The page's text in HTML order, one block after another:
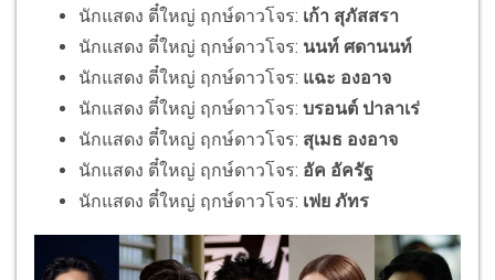
นักแสดง ตี๋ใหญ่ ฤกษ์ดาวโจร: เก้า สุภัสสรา
นักแสดง ตี๋ใหญ่ ฤกษ์ดาวโจร: นนท์ ศดานนท์
นักแสดง ตี๋ใหญ่ ฤกษ์ดาวโจร: แฉะ องอาจ
นักแสดง ตี๋ใหญ่ ฤกษ์ดาวโจร: บรอนต์ ปาลาเร่
นักแสดง ตี๋ใหญ่ ฤกษ์ดาวโจร: สุเมธ องอาจ
นักแสดง ตี๋ใหญ่ ฤกษ์ดาวโจร: อัค อัครัฐ
นักแสดง ตี๋ใหญ่ ฤกษ์ดาวโจร: เฟย ภัทร